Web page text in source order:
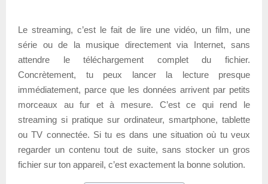
Le streaming, c’est le fait de lire une vidéo, un film, une
série ou de la musique directement via Internet, sans
attendre le téléchargement complet du fichier.
Concrètement, tu peux lancer la lecture presque
immédiatement, parce que les données arrivent par petits
morceaux au fur et à mesure. C’est ce qui rend le
streaming si pratique sur ordinateur, smartphone, tablette
ou TV connectée. Si tu es dans une situation où tu veux
regarder un contenu tout de suite, sans stocker un gros
fichier sur ton appareil, c’est exactement la bonne solution.